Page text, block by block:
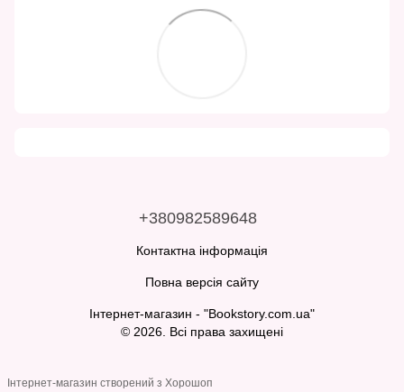
+380982589648
Контактна інформація
Повна версія сайту
Інтернет-магазин - "Bookstory.com.ua"
© 2026. Всі права захищені
Інтернет-магазин створений з Хорошоп